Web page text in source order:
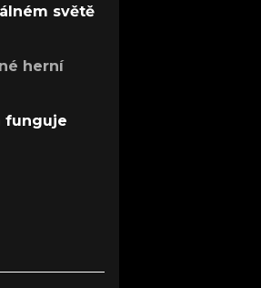
světě
herní
funguje